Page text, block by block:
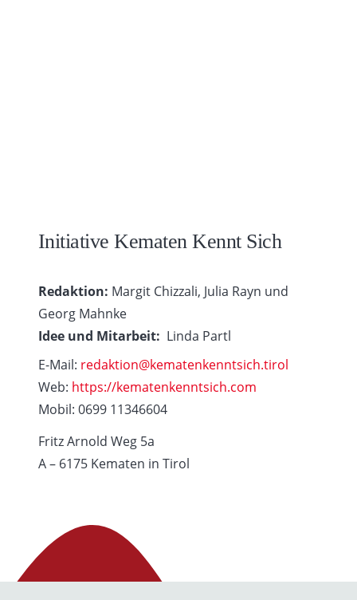
Initiative Kematen Kennt Sich
Redaktion: Margit Chizzali, Julia Rayn und
Georg Mahnke
Idee und Mitarbeit: Linda Partl
E-Mail: redaktion@kematenkenntsich.tirol
Web: https://kematenkenntsich.com
Mobil: 0699 11346604
Fritz Arnold Weg 5a
A – 6175 Kematen in Tirol